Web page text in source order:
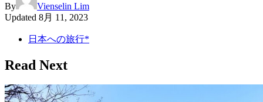
By
Vienselin Lim
Updated 8月 11, 2023
日本への旅行*
Read Next